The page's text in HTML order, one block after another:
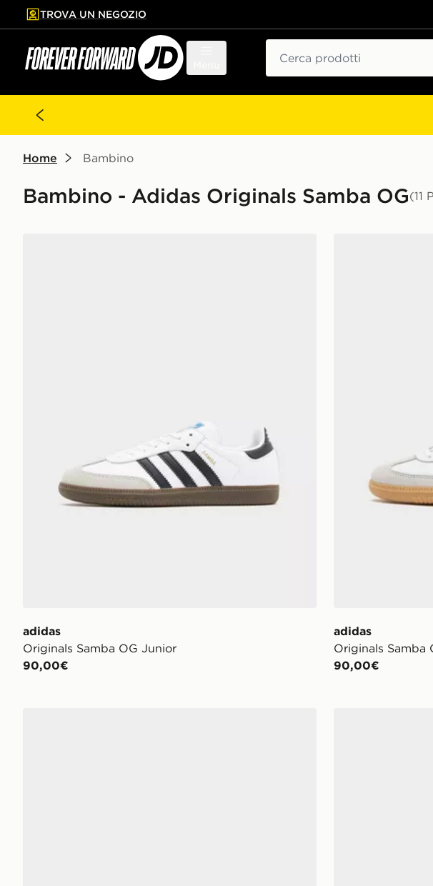
contenuto principale
a fondo pagina
TROVA UN NEGOZIO
Home Bambino
Bambino - Adidas Originals Samba OG(11
adidas
Originals Samba OG Junior
90,00€
adidas
Originals Samba
90,00€